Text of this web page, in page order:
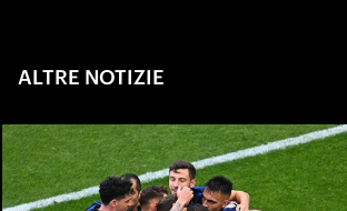
ALTRE NOTIZIE